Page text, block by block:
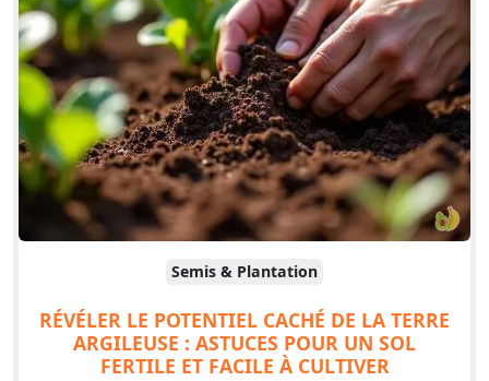
Semis & Plantation
RÉVÉLER LE POTENTIEL CACHÉ DE LA TERRE
ARGILEUSE : ASTUCES POUR UN SOL
FERTILE ET FACILE À CULTIVER